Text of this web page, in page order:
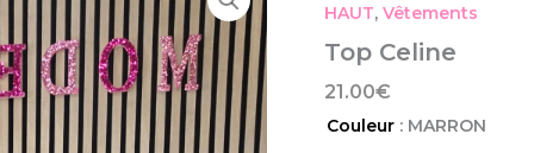
HAUT, Vêtements
Top Celine
21.00€
Couleur : MARRON
Top
Celine